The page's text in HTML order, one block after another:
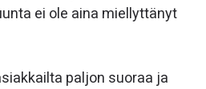
ei ole aina miellyttänyt
paljon suoraa ja